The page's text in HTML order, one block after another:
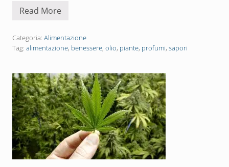
P
n
t
i
c
a
n
a
p
a
:
u
t
i
l
Read More
Categoria: Alimentazione
Tag: alimentazione, benessere, olio, piante, profumi, sapori